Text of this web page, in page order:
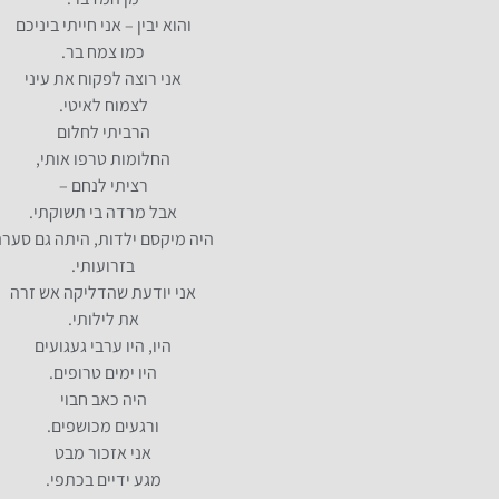
והוא יבין – אני חייתי ביניכם
כמו צמח בר.
אני רוצה לפקוח את עיני
לצמוח לאיטי.
הרביתי לחלום
החלומות טרפו אותי,
רציתי לנחם –
אבל מרדה בי תשוקתי.
היה מיקסם ילדות, היתה גם
בזרועותי.
אני יודעת שהדליקה אש זרה
את לילותי.
היו, היו ערבי געגועים
היו ימים טרופים.
היה כאב חבוי
ורגעים מכושפים.
אני אזכור מבט
מגע ידיים בכתפי.